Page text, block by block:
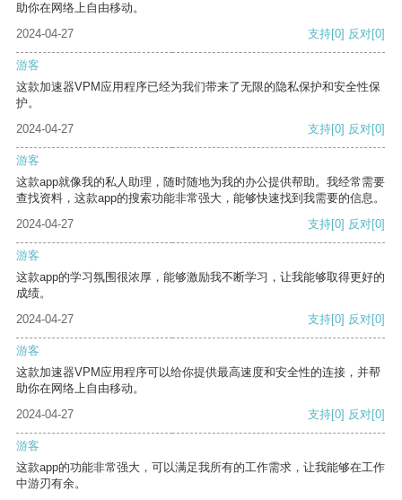
助你在网络上自由移动。
2024-04-27
支持[0] 反对[0]
游客
这款加速器VPM应用程序已经为我们带来了无限的隐私保护和安全性保
护。
2024-04-27
支持[0] 反对[0]
游客
这款app就像我的私人助理，随时随地为我的办公提供帮助。我经常需要
查找资料，这款app的搜索功能非常强大，能够快速找到我需要的信息。
2024-04-27
支持[0] 反对[0]
游客
这款app的学习氛围很浓厚，能够激励我不断学习，让我能够取得更好的
成绩。
2024-04-27
支持[0] 反对[0]
游客
这款加速器VPM应用程序可以给你提供最高速度和安全性的连接，并帮
助你在网络上自由移动。
2024-04-27
支持[0] 反对[0]
游客
这款app的功能非常强大，可以满足我所有的工作需求，让我能够在工作
中游刃有余。